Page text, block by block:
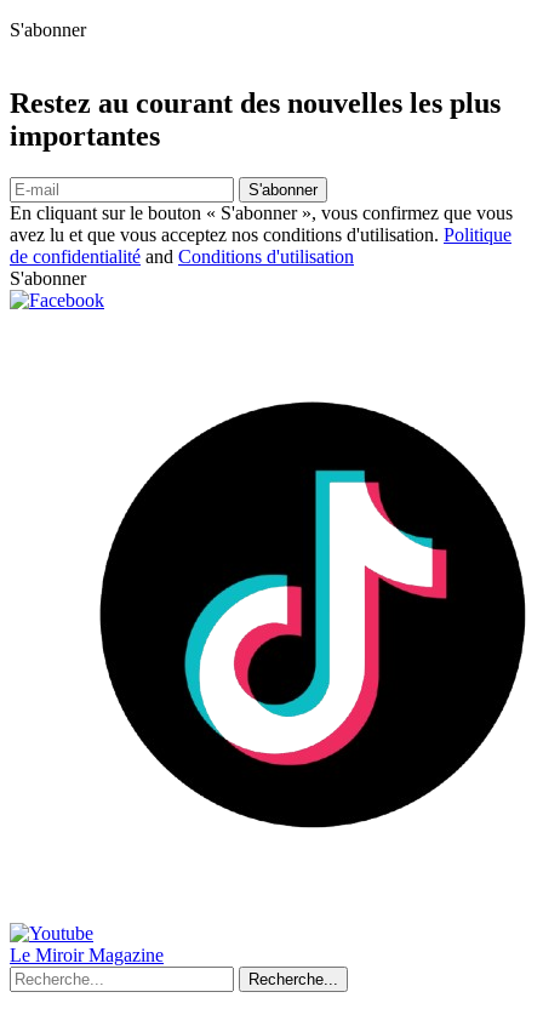
S'abonner
Restez au courant des nouvelles les plus
importantes
S'abonner
En cliquant sur le bouton « S'abonner », vous confirmez que vous
avez lu et que vous acceptez nos conditions d'utilisation. Politique
de confidentialité and Conditions d'utilisation
S'abonner
Le Miroir Magazine
Recherche...